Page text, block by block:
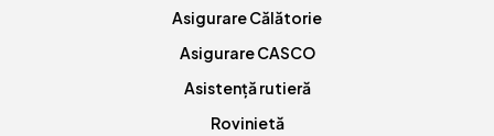
Asigurare Călătorie
Asigurare CASCO
Asistență rutieră
Rovinietă